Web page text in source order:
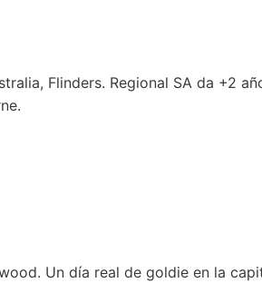
Flinders. Regional SA da +2
Un día real de goldie en la